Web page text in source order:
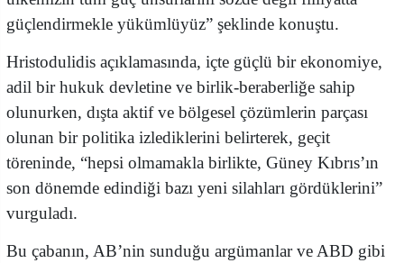
güçlendirmekle yükümlüyüz” şeklinde konuştu.
Hristodulidis açıklamasında, içte güçlü bir ekonomiye,
adil bir hukuk devletine ve birlik-beraberliğe sahip
olunurken, dışta aktif ve bölgesel çözümlerin parçası
olunan bir politika izlediklerini belirterek, geçit
töreninde, “hepsi olmamakla birlikte, Güney Kıbrıs’ın
son dönemde edindiği bazı yeni silahları gördüklerini”
vurguladı.
Bu çabanın, AB’nin sunduğu argümanlar ve ABD gibi